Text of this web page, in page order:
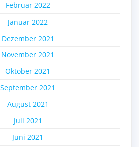
Februar 2022
Januar 2022
Dezember 2021
November 2021
Oktober 2021
September 2021
August 2021
Juli 2021
Juni 2021